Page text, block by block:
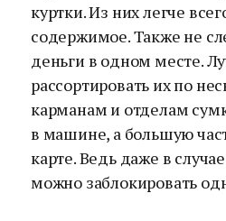
куртки. Из них легче
содержимое. Также не
деньги в одном месте.
рассортировать их по
карманам и отделам
в машине, а большую
карте. Ведь даже в
можно заблокировать